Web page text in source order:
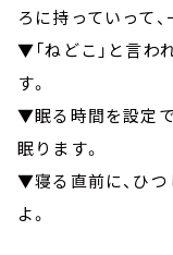
ろに持っていって
▼「ねどこ」と言わ
す。
▼眠る時間を設定で
眠ります。
▼寝る直前に、ひ
よ。